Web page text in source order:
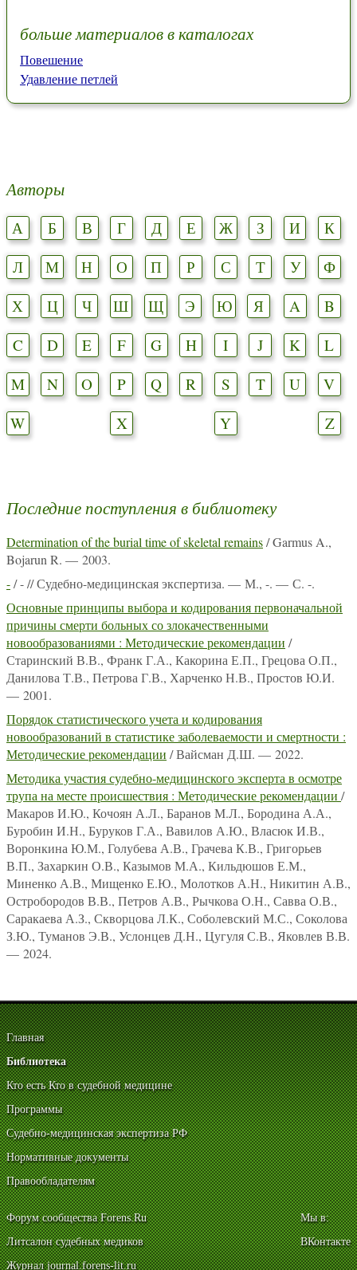
больше материалов в каталогах
Повешение
Удавление петлей
Авторы
А Б В Г Д Е Ж З И
К
Л
М Н О П Р С Т У
Ф
Х
Ц Ч Ш Щ Э Ю Я A
B
C
D E F G H I J K
L
M
N O P Q R S T U
V
W
X Y Z
Последние поступления в библиотеку
Determination of the burial time of skeletal remains/ Garmus A.,
Bojarun R. — 2003.
-/ - // Судебно-медицинская экспертиза. — М., -. — С. -.
Основные принципы выбора и кодирования первоначальной
причины смерти больных со злокачественными
новообразованиями : Методические рекомендации /
Старинский В.В., Франк Г.А., Какорина Е.П., Грецова О.П.,
Данилова Т.В., Петрова Г.В., Харченко Н.В., Простов Ю.И.
— 2001.
Порядок статистического учета и кодирования
новообразований в статистике заболеваемости и смертности :
Методические рекомендации / Вайсман Д.Ш. — 2022.
Методика участия судебно-медицинского эксперта в осмотре
трупа на месте происшествия : Методические рекомендации /
Макаров И.Ю., Кочоян А.Л., Баранов М.Л., Бородина А.А.,
Буробин И.Н., Буруков Г.А., Вавилов А.Ю., Власюк И.В.,
Воронкина Ю.М., Голубева А.В., Грачева К.В., Григорьев
В.П., Захаркин О.В., Казымов М.А., Кильдюшов Е.М.,
Миненко А.В., Мищенко Е.Ю., Молотков А.Н., Никитин А.В.,
Остробородов В.В., Петров А.В., Рычкова О.Н., Савва О.В.,
Саракаева А.З., Скворцова Л.К., Соболевский М.С., Соколова
З.Ю., Туманов Э.В., Услонцев Д.Н., Цугуля С.В., Яковлев В.В.
— 2024.
Главная
Библиотека
Кто есть Кто в судебной медицине
Программы
Судебно-медицинская экспертиза РФ
Нормативные документы
Правообладателям
Форум сообщества Forens.Ru
Литсалон судебных медиков
Журнал journal.forens-lit.ru
Мы в:
ВКонтакте